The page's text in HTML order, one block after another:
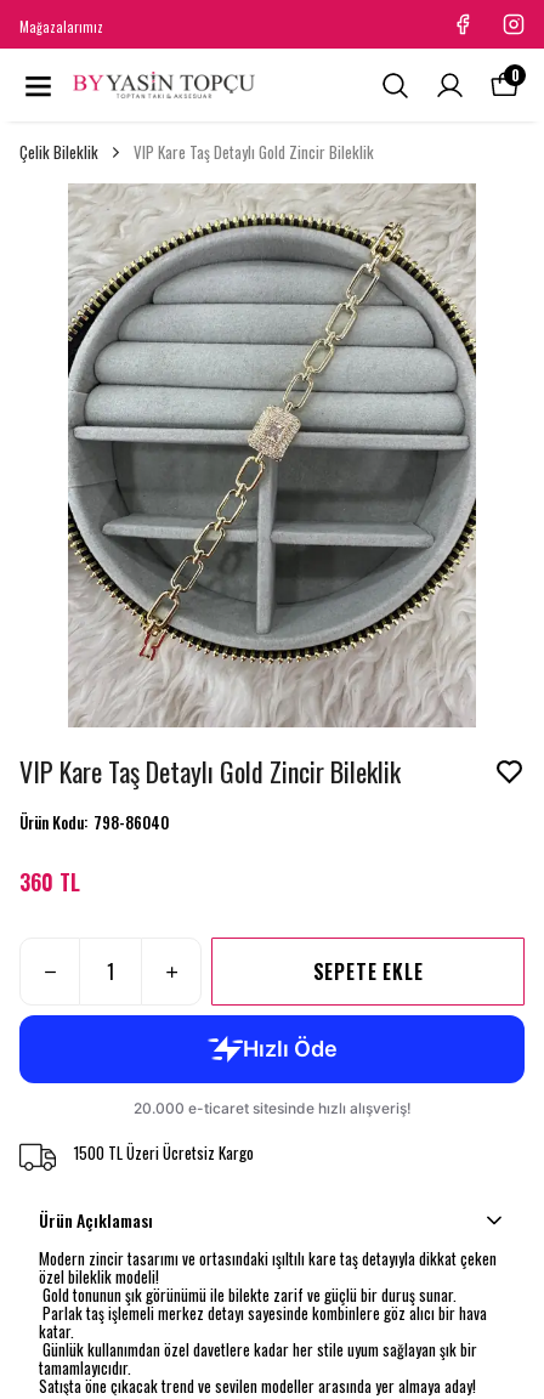
Mağazalarımız
0
Çelik Bileklik VIP Kare Taş Detaylı Gold Zincir Bileklik
VIP Kare Taş Detaylı Gold Zincir Bileklik
Ürün Kodu: 798-86040
360 TL
SEPETE EKLE
1500 TL Üzeri Ücretsiz Kargo
Ürün Açıklaması
Modern zincir tasarımı ve ortasındaki ışıltılı kare taş detayıyla dikkat çeken
özel bileklik modeli!
Gold tonunun şık görünümü ile bilekte zarif ve güçlü bir duruş sunar.
Parlak taş işlemeli merkez detayı sayesinde kombinlere göz alıcı bir hava
katar.
Günlük kullanımdan özel davetlere kadar her stile uyum sağlayan şık bir
tamamlayıcıdır.
Satışta öne çıkacak trend ve sevilen modeller arasında yer almaya aday!